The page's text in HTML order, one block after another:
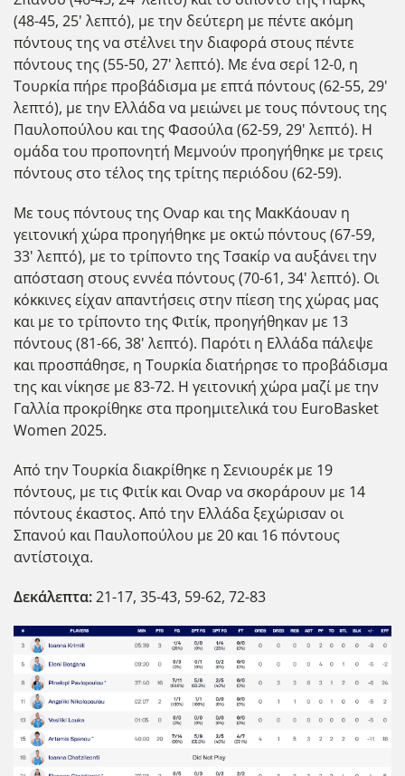
(48-45, 25' λεπτό), με την δεύτερη με πέντε ακόμη
πόντους της να στέλνει την διαφορά στους πέντε
πόντους της (55-50, 27' λεπτό). Με ένα σερί 12-0, η
Τουρκία πήρε προβάδισμα με επτά πόντους (62-55, 29'
λεπτό), με την Ελλάδα να μειώνει με τους πόντους της
Παυλοπούλου και της Φασούλα (62-59, 29' λεπτό). Η
ομάδα του προπονητή Μεμνούν προηγήθηκε με τρεις
πόντους στο τέλος της τρίτης περιόδου (62-59).
Με τους πόντους της Οναρ και της ΜακΚάουαν η
γειτονική χώρα προηγήθηκε με οκτώ πόντους (67-59,
33' λεπτό), με το τρίποντο της Τσακίρ να αυξάνει την
απόσταση στους εννέα πόντους (70-61, 34' λεπτό). Οι
κόκκινες είχαν απαντήσεις στην πίεση της χώρας μας
και με το τρίποντο της Φιτίκ, προηγήθηκαν με 13
πόντους (81-66, 38' λεπτό). Παρότι η Ελλάδα πάλεψε
και προσπάθησε, η Τουρκία διατήρησε το προβάδισμα
της και νίκησε με 83-72. Η γειτονική χώρα μαζί με την
Γαλλία προκρίθηκε στα προημιτελικά του EuroBasket
Women 2025.
Από την Τουρκία διακρίθηκε η Σενιουρέκ με 19
πόντους, με τις Φιτίκ και Οναρ να σκοράρουν με 14
πόντους έκαστος. Από την Ελλάδα ξεχώρισαν οι
Σπανού και Παυλοπούλου με 20 και 16 πόντους
αντίστοιχα.
Δεκάλεπτα:21-17, 35-43, 59-62, 72-83